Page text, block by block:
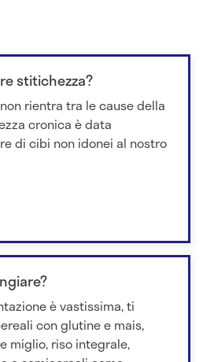
stitichezza?
rientra tra le cause della
cronica è data
di cibi non idonei al nostro
è vastissima, ti
con glutine e mais,
miglio, riso integrale,